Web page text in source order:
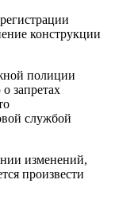
конструкции
полиции
запретах
службой
изменений,
произвести